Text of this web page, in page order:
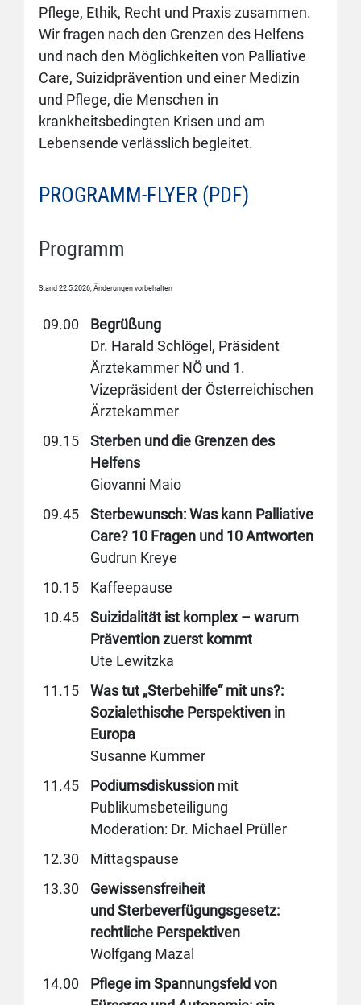
Pflege, Ethik, Recht und Praxis zusammen.
Wir fragen nach den Grenzen des Helfens
und nach den Möglichkeiten von Palliative
Care, Suizidprävention und einer Medizin
und Pflege, die Menschen in
krankheitsbedingten Krisen und am
Lebensende verlässlich begleitet.
PROGRAMM-FLYER (PDF)
Programm
Stand 22.5.2026, Änderungen vorbehalten
09.00
Begrüßung
Dr. Harald Schlögel, Präsident
Ärztekammer NÖ und 1.
Vizepräsident der Österreichischen
Ärztekammer
09.15
Sterben und die Grenzen des
Helfens
Giovanni Maio
09.45
Sterbewunsch: Was kann Palliative
Care? 10 Fragen und 10 Antworten
Gudrun Kreye
10.15
Kaffeepause
10.45
Suizidalität ist komplex – warum
Prävention zuerst kommt
Ute Lewitzka
11.15
Was tut „Sterbehilfe“ mit uns?:
Sozialethische Perspektiven in
Europa
Susanne Kummer
11.45
Podiumsdiskussion mit
Publikumsbeteiligung
Moderation: Dr. Michael Prüller
12.30
Mittagspause
13.30
Gewissensfreiheit
und Sterbeverfügungsgesetz:
rechtliche Perspektiven
Wolfgang Mazal
14.00
Pflege im Spannungsfeld von